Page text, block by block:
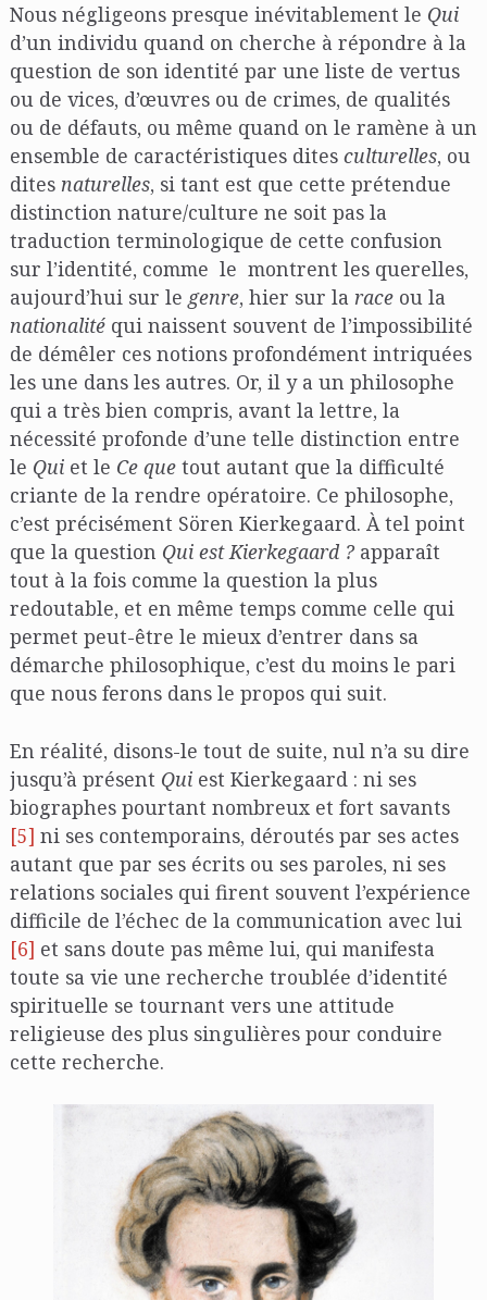
Nous négligeons presque inévitablement le Qui
d’un individu quand on cherche à répondre à la
question de son identité par une liste de vertus
ou de vices, d’œuvres ou de crimes, de qualités
ou de défauts, ou même quand on le ramène à un
ensemble de caractéristiques dites culturelles, ou
dites naturelles, si tant est que cette prétendue
distinction nature/culture ne soit pas la
traduction terminologique de cette confusion
sur l’identité, comme le montrent les querelles,
aujourd’hui sur le genre, hier sur la raceou la
nationalitéqui naissent souvent de l’impossibilité
de démêler ces notions profondément intriquées
les une dans les autres. Or, il y a un philosophe
qui a très bien compris, avant la lettre, la
nécessité profonde d’une telle distinction entre
le Quiet le Ce quetout autant que la difficulté
criante de la rendre opératoire. Ce philosophe,
c’est précisément Sören Kierkegaard. À tel point
que la question Qui est Kierkegaard ?apparaît
tout à la fois comme la question la plus
redoutable, et en même temps comme celle qui
permet peut-être le mieux d’entrer dans sa
démarche philosophique, c’est du moins le pari
que nous ferons dans le propos qui suit.
En réalité, disons-le tout de suite, nul n’a su dire
jusqu’à présent Quiest Kierkegaard : ni ses
biographes pourtant nombreux et fort savants
[5] ni ses contemporains, déroutés par ses actes
autant que par ses écrits ou ses paroles, ni ses
relations sociales qui firent souvent l’expérience
difficile de l’échec de la communication avec lui
[6] et sans doute pas même lui, qui manifesta
toute sa vie une recherche troublée d’identité
spirituelle se tournant vers une attitude
religieuse des plus singulières pour conduire
cette recherche.